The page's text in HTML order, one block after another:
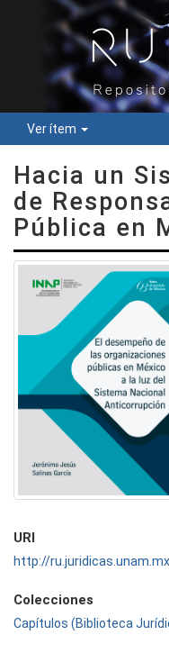
Ver ítem
Hacia un
de
Pública en
URI
http://
Colecciones
Capítulos (Biblioteca